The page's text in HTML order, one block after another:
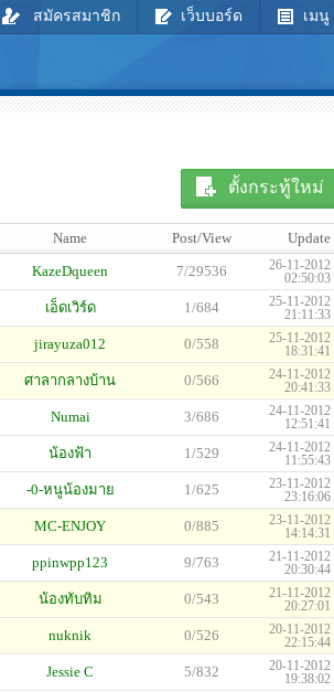
สมัครสมาชิก เว็บบอร์ด เมนู
ตั้งกระทู้ใหม่
Name Post/View
Update
KazeDqueen 7/29536
26-11-2012
02:50:03
เอ็ดเวิร์ด 1/684
25-11-2012
21:11:33
jirayuza012 0/558
25-11-2012
18:31:41
ศาลากลางบ้าน 0/566
24-11-2012
20:41:33
Numai 3/686
24-11-2012
12:51:41
น้องฟ้า 1/529
24-11-2012
11:55:43
-0-หนูน้องมาย 1/625
23-11-2012
23:16:06
MC-ENJOY 0/885
23-11-2012
14:14:31
ppinwpp123 9/763
21-11-2012
20:30:44
น้องทับทิม 0/543
21-11-2012
20:27:01
nuknik 0/526
20-11-2012
22:15:44
Jessie C 5/832
20-11-2012
19:38:02